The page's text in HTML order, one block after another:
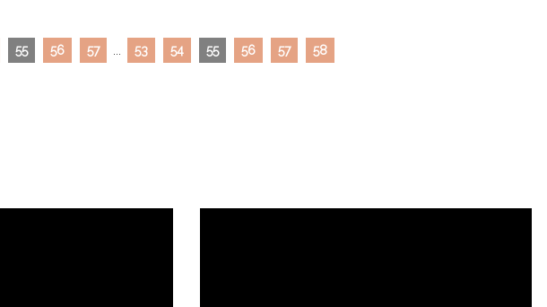
55 56 57 53 54 55 56 57 58